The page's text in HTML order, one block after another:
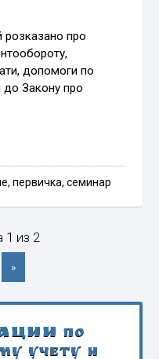
розказано про
допомоги по
до Закону про
, первичка, семинар
1 из 2
»
по
учету и